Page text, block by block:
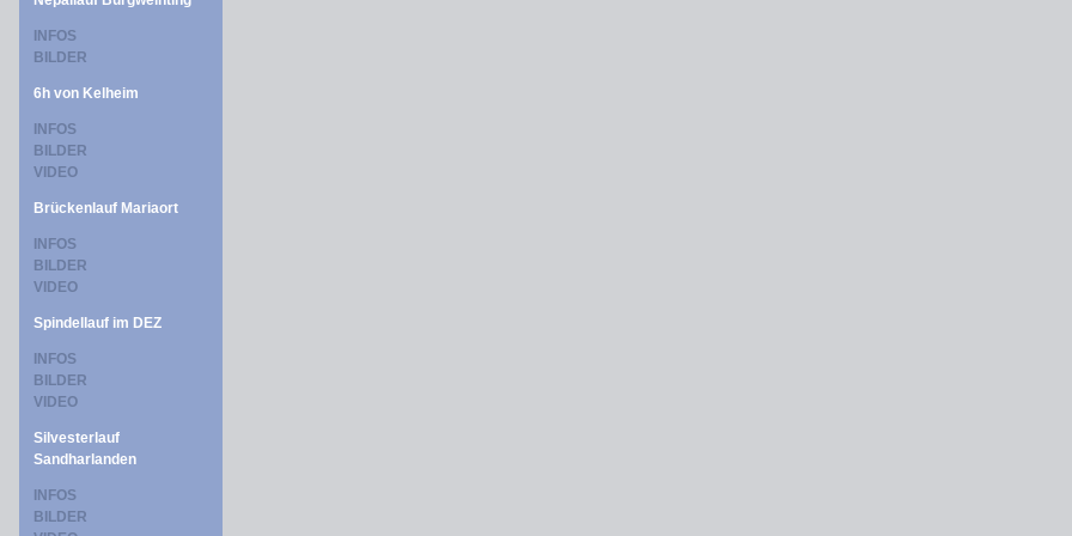
INFOS
BILDER
6h von Kelheim
INFOS
BILDER
VIDEO
Brückenlauf Mariaort
INFOS
BILDER
VIDEO
Spindellauf im DEZ
INFOS
BILDER
VIDEO
Silvesterlauf
Sandharlanden
INFOS
BILDER